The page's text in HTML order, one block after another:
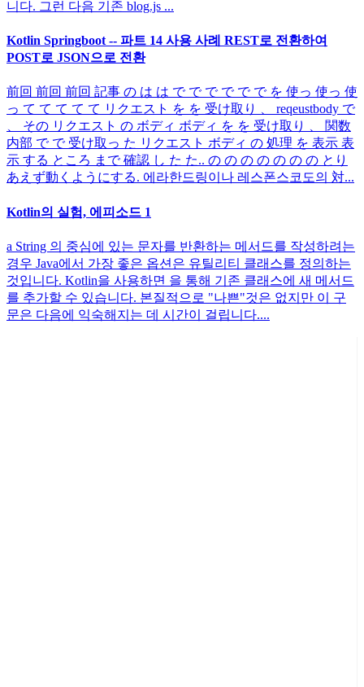
니다. 그런 다음 기존 blog.js ...
Kotlin Springboot -- 파트 14 사용 사례 REST로 전환하여
POST로 JSON으로 전환
前回 前回 前回 記事 の は は で で で で で で を 使っ 使っ 使
っ て て て て て リクエスト を を 受け取り 、 reqeustbody で
、 その リクエスト の ボディ ボディ を を 受け取り 、 関数
内部 で で 受け取っ た リクエスト ボディ の 処理 を 表示 表
示 する ところ まで 確認 し た た.. の の の の の の の とり
あえず動くようにする. 에라한드링이나 레스폰스코도의 対...
Kotlin의 실험, 에피소드 1
a String 의 중심에 있는 문자를 반환하는 메서드를 작성하려는
경우 Java에서 가장 좋은 옵션은 유틸리티 클래스를 정의하는
것입니다. Kotlin을 사용하면 을 통해 기존 클래스에 새 메서드
를 추가할 수 있습니다. 본질적으로 "나쁜"것은 없지만 이 구
문은 다음에 익숙해지는 데 시간이 걸립니다....